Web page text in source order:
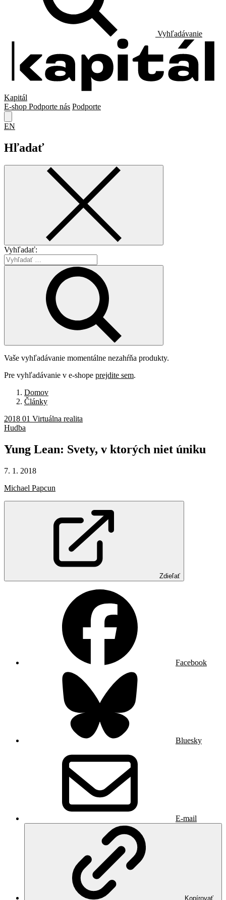
Vyhľadávanie
Kapitál
E-shop Podporte nás Podporte
EN
Hľadať
Vyhľadať:
Vaše vyhľadávanie momentálne nezahŕňa produkty.
Pre vyhľadávanie v e-shope prejdite sem.
Domov
Články
2018 01 Virtuálna realita
Hudba
Yung Lean: Svety, v ktorých niet úniku
7. 1. 2018
Michael Papcun
Zdieľať
Facebook
Bluesky
E-mail
Kopírovať